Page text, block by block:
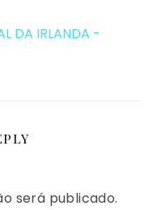
DA IRLANDA -
será publicado.